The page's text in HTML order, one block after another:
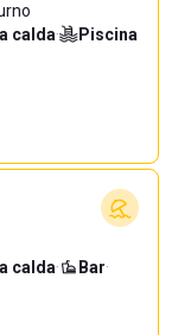
calda·
Piscina
calda· Bar·